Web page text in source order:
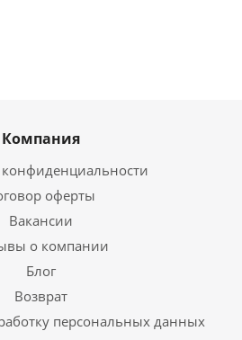
Компания
оферты
Вакансии
о компании
Блог
Возврат
персональных данных